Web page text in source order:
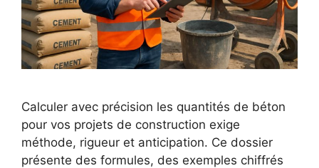
Calculer avec précision les quantités de béton
pour vos projets de construction exige
méthode, rigueur et anticipation. Ce dossier
présente des formules, des exemples chiffrés